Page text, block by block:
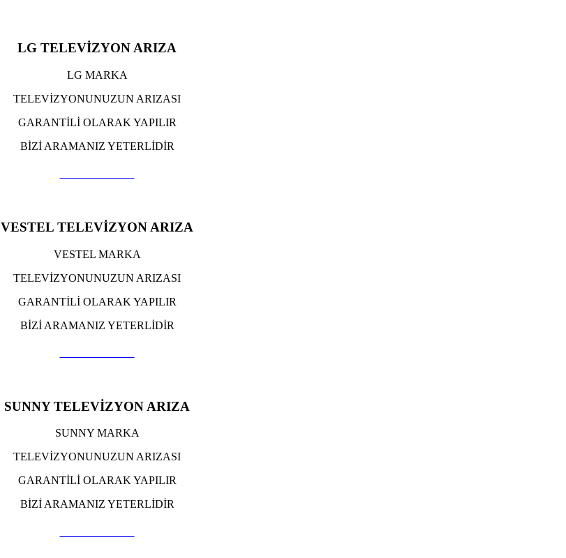
LG TELEVİZYON ARIZA
LG MARKA
TELEVİZYONUNUZUN ARIZASI
GARANTİLİ OLARAK YAPILIR
BİZİ ARAMANIZ YETERLİDİR
VESTEL TELEVİZYON ARIZA
VESTEL MARKA
TELEVİZYONUNUZUN ARIZASI
GARANTİLİ OLARAK YAPILIR
BİZİ ARAMANIZ YETERLİDİR
SUNNY TELEVİZYON ARIZA
SUNNY MARKA
TELEVİZYONUNUZUN ARIZASI
GARANTİLİ OLARAK YAPILIR
BİZİ ARAMANIZ YETERLİDİR